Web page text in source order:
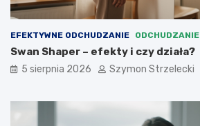
EFEKTYWNE ODCHUDZANIE ODCHUDZANIE
Swan Shaper – efekty i czy działa?
5 sierpnia 2026 Szymon Strzelecki